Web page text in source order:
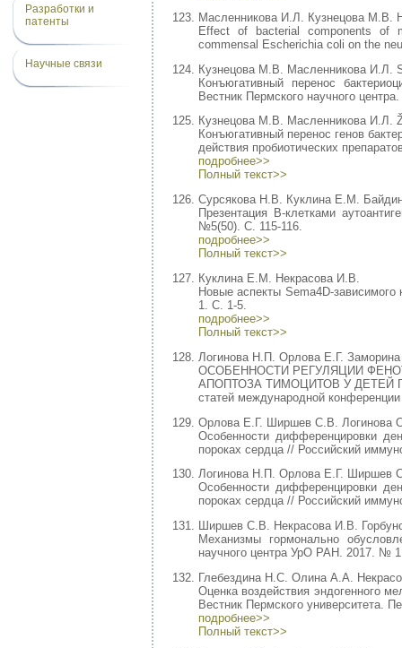
Разработки и
патенты
Научные связи
Масленникова И.Л. Кузнецова
Effect of bacterial components of
commensal Escherichia coli on the
Кузнецова М.В. Масленникова И.Л.
Конъюгативный перенос
Вестник Пермского научного
Кузнецова М.В. Масленникова И.Л.
Конъюгативный перенос генов
действия пробиотических
подробнее>>
Полный текст>>
Сурсякова Н.В. Куклина Е.М.
Презентация В-клетками
№5(50). С. 115-116.
подробнее>>
Полный текст>>
Куклина Е.М. Некрасова И.В.
Новые аспекты Sema4D-
1. С. 1-5.
подробнее>>
Полный текст>>
Логинова Н.П. Орлова Е.Г.
ОСОБЕННОСТИ РЕГУЛЯЦИИ
АПОПТОЗА ТИМОЦИТОВ У ДЕТЕЙ
статей международной
Орлова Е.Г. Ширшев С.В. Логинова
Особенности дифференцировки
пороках сердца // Российский
Логинова Н.П. Орлова Е.Г. Ширшев
Особенности дифференцировки
пороках сердца // Российский
Ширшев С.В. Некрасова И.В.
Механизмы гормонально
научного центра УрО РАН. 2017. №
Глебездина Н.С. Олина А.А.
Оценка воздействия эндогенного
Вестник Пермского университета.
подробнее>>
Полный текст>>